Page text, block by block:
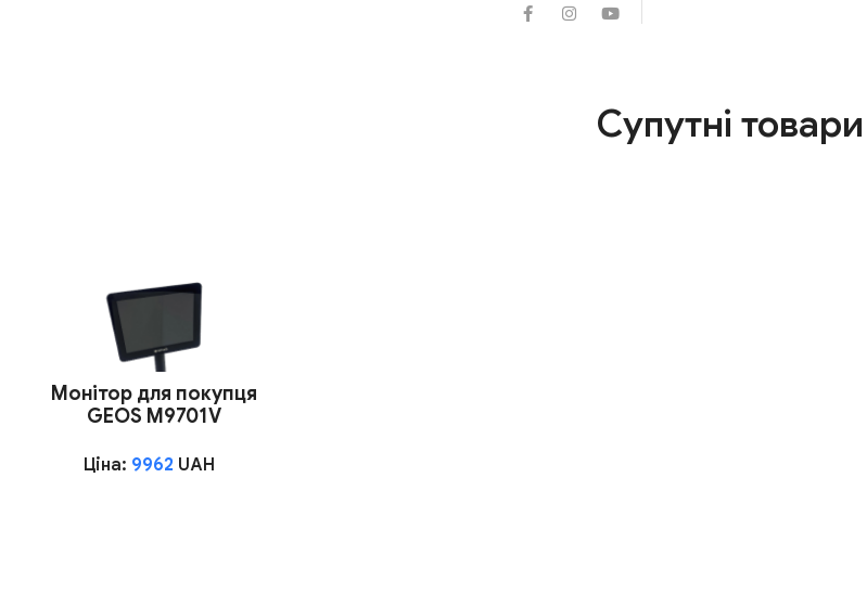
Супутні товари
Монітор для покупця
GEOS M9701V
Ціна: 9962 UAH